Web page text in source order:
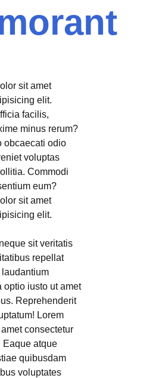
sit amet
elit.
facilis,
minus rerum?
obcaecati odio
voluptas
Commodi
eum?
sit amet
elit.
sit veritatis
repellat
optio iusto ut amet
Reprehenderit
Lorem
consectetur
atque
quibusdam
voluptates